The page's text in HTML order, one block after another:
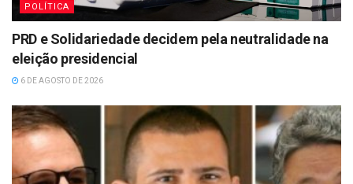
POLÍTICA
PRD e Solidariedade decidem pela neutralidade na
eleição presidencial
6 DE AGOSTO DE 2026